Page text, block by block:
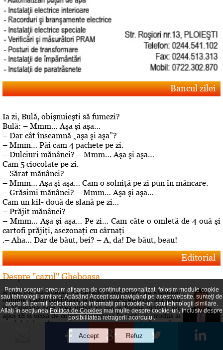
Bancul zilei
Ia zi, Bulă, obişnuieşti să fumezi?
Bulă: – Mmm… Aşa şi aşa…
– Dar cât înseamnă „aşa şi aşa”?
– Mmm… Păi cam 4 pachete pe zi.
– Dulciuri mănânci? – Mmm… Aşa şi aşa…
Cam 5 ciocolate pe zi.
– Sărat mănânci?
– Mmm… Aşa şi aşa… Cam o solniţă pe zi pun în mâncare.
– Grăsimi mănânci? – Mmm… Aşa şi aşa…
Cam un kil- două de slană pe zi…
– Prăjit mănânci?
– Mmm… Aşa şi aşa… Pe zi… Cam câte o omletă de 4 ouă şi
cartofi prăjiţi, asezonaţi cu cârnaţi
.– Aha… Dar de băut, bei? – A, da! De băut, beau!
Editorial
Despre "cazul" Gheboasa
A luat foc internetul, au navalit deontologii, au explodat
opiniile. Cazul Gheboasa, la mare concurenta cu fata ucisa
in Mangalia care avea initial 12 ani si fusese violata, iar
apoi 18 si ucisa de colega de camera In fapt, un produs al
gradului de cultura aferent unor concetateni, domnul cu
pricina a fost lasat sa evolueze intr-o siluire a...
Pentru scopuri precum afișarea de conținut personalizat, folosim module cookie
sau tehnologii similare. Apăsând Accept sau navigând pe acest website, sunteți de
acord să permiți colectarea de informații prin cookie-uri sau tehnologii similare.
Aflați în secțiuneaPolitica de Cookies mai multe despre cookie-uri, inclusiv despre
posibilitatea retragerii acordului.